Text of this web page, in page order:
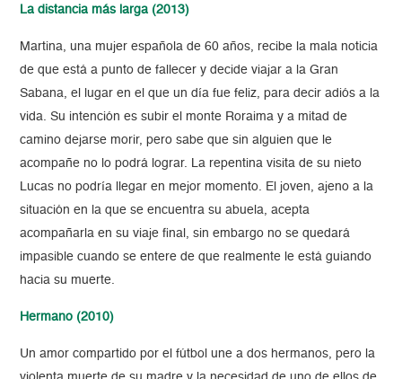
La distancia más larga (2013)
Martina, una mujer española de 60 años, recibe la mala noticia
de que está a punto de fallecer y decide viajar a la Gran
Sabana, el lugar en el que un día fue feliz, para decir adiós a la
vida. Su intención es subir el monte Roraima y a mitad de
camino dejarse morir, pero sabe que sin alguien que le
acompañe no lo podrá lograr. La repentina visita de su nieto
Lucas no podría llegar en mejor momento. El joven, ajeno a la
situación en la que se encuentra su abuela, acepta
acompañarla en su viaje final, sin embargo no se quedará
impasible cuando se entere de que realmente le está guiando
hacia su muerte.
Hermano (2010)
Un amor compartido por el fútbol une a dos hermanos, pero la